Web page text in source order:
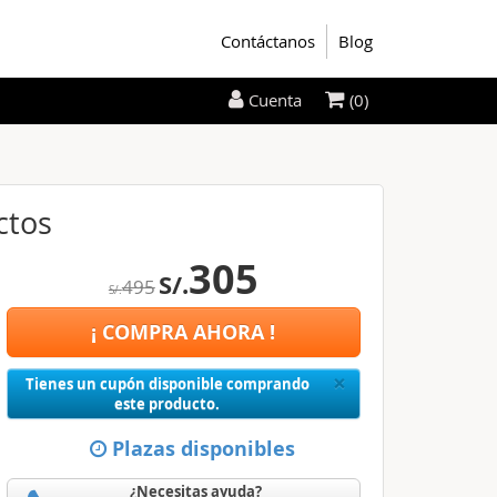
Contáctanos Blog
S/.495S/.305
¡ COMPRA AHORA !
×Close
Tienes un cupón disponible comprando
este producto.
Plazas disponibles
¿Necesitas ayuda?
Cuenta (0)